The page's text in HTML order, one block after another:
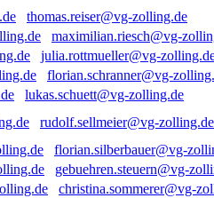
thomas.reiser@vg-zolling.de
maximilian.riesch@vg-
julia.rottmueller@vg-
florian.schranner@vg-
lukas.schuett@vg-zolling.de
rudolf.sellmeier@vg-zolling.de
florian.silberbauer@vg-
gebuehren.steuern@vg-
christina.sommerer@vg-